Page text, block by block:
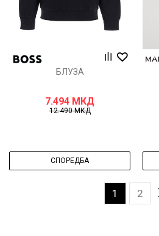
БЛУЗА
7.494 МКД
12.490МКД
СПОРЕДБА
1 2